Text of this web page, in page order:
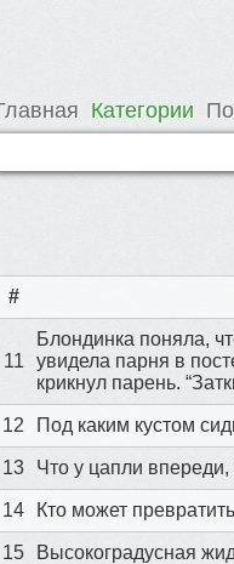
Категории
#
11
Блондинка поняла,
увидела парня в
крикнул парень.
12 Под каким кустом
13 Что у цапли впереди,
14 Кто может
15 Высокоградусная